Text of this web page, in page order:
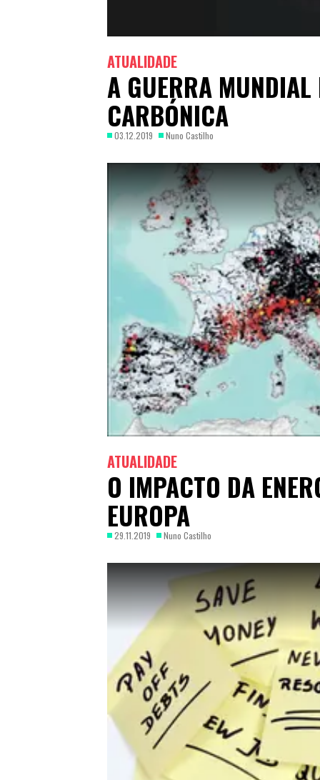
ATUALIDADE
A GUERRA
CARBÓNICA
03.12.2019 Nuno Castilho
ATUALIDADE
O IMPACTO DA
EUROPA
29.11.2019 Nuno Castilho